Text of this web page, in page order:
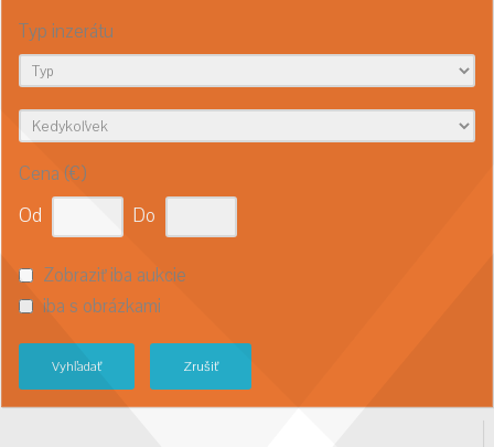
Typ inzerátu
Cena (€)
Od
Do
Zobraziť iba aukcie
iba s obrázkami
Vyhľadať Zrušiť